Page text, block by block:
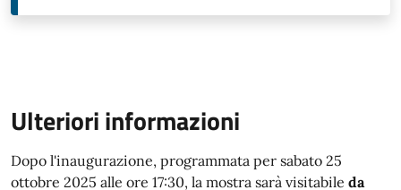
Ulteriori informazioni
Dopo l'inaugurazione, programmata per sabato 25
ottobre 2025 alle ore 17:30, la mostra sarà visitabile da